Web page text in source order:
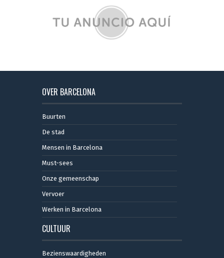
OVER BARCELONA
Buurten
De stad
Mensen in Barcelona
Must-sees
Onze gemeenschap
Vervoer
Werken in Barcelona
CULTUUR
Bezienswaardigheden